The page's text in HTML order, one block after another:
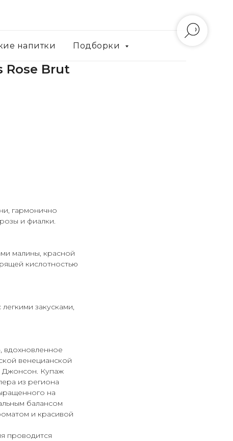
напитки Подборки
Rose Brut
гармонично
и фиалки.
малины, красной
кислотностью
закусками,
вдохновленное
венецианской
Джонсон. Купаж
из региона
на
балансом
и красивой
проводится